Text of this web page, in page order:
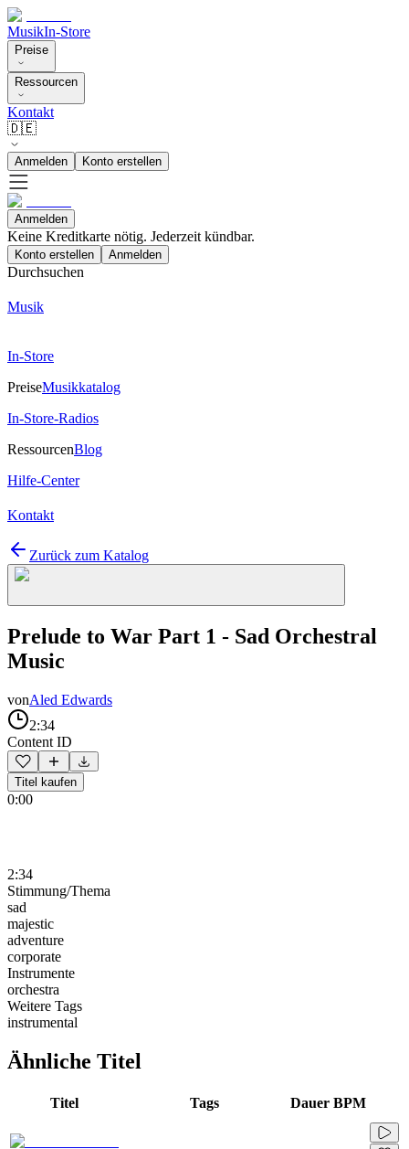
MusikIn-Store
Preise
Ressourcen
Kontakt
🇩🇪
Anmelden Konto erstellen
Anmelden
Keine Kreditkarte nötig. Jederzeit kündbar.
Konto erstellen Anmelden
Durchsuchen
Musik
In-Store
PreiseMusikkatalog
In-Store-Radios
RessourcenBlog
Hilfe-Center
Kontakt
Zurück zum Katalog
Prelude to War Part 1 - Sad Orchestral
Music
vonAled Edwards
2:34
Content ID
Titel kaufen
0:00
2:34
Stimmung/Thema
sad
majestic
adventure
corporate
Instrumente
orchestra
Weitere Tags
instrumental
Ähnliche Titel
Titel Tags Dauer BPM